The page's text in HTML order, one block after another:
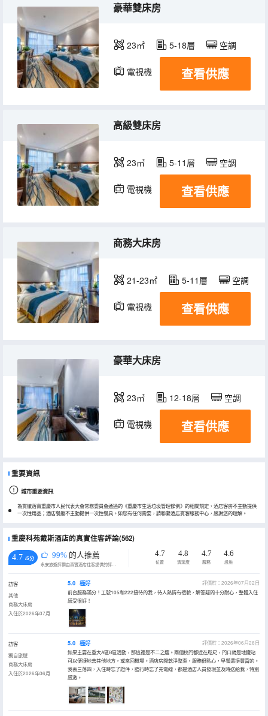
豪華雙床房
23㎡ 5-18層 空調
電視機 查看供應
高級雙床房
23㎡ 5-11層 空調
電視機 查看供應
商務大床房
21-23㎡ 5-11層 空調
電視機 查看供應
豪華大床房
23㎡ 12-18層 空調
電視機 查看供應
重要資訊
城市重要資訊
為貫徹落實重慶市人民代表大會常務委員會通過的《重慶市生活垃圾管理條例》的相關規定，酒店客房不主動提供
一次性用品；酒店餐廳不主動提供一次性餐具。如您有任何需要，請聯繫酒店賓客服務中心，感謝您的理解。
重慶科苑戴斯酒店的真實住客評論(562)
4.7 /5分 99% 的人推薦
永安旅遊評價由真實酒店住客提供的評價。
4.7
位置
4.8
清潔度
4.7
服務
4.6
設施
訪客
其他
商務大床房
入住於2026年07月
5.0 極好
評價於：2026年07月02日
前台服務滿分！工號105和222接待的我，待人熱情有禮貌，解答疑問十分耐心，整體入住
感受很好！
訪客
獨自旅遊
商務大床房
入住於2026年06月
5.0 極好
評價於：2026年06月26日
如果主要在重大A區B區活動，那這裡是不二之選。兩個校門都近在咫尺，門口就是地鐵站
可以便捷地去其他地方，或來回機場。酒店房間乾淨整潔，服務很貼心，早餐還挺豐富的。
我丟三落四，入住時忘了證件，臨行時忘了充電線，都是酒店人員發現並及時送給我，特別
感激。